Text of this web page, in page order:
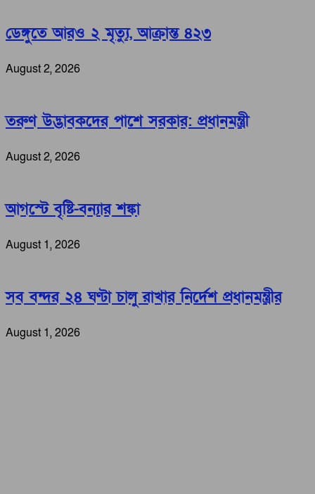
ডেঙ্গুতে আরও ২ মৃত্যু, আক্রান্ত ৪২৩
August 2, 2026
তরুণ উদ্ভাবকদের পাশে সরকার: প্রধানমন্ত্রী
August 2, 2026
আগস্টে বৃষ্টি-বন্যার শঙ্কা
August 1, 2026
সব বন্দর ২৪ ঘণ্টা চালু রাখার নির্দেশ প্রধানমন্ত্রীর
August 1, 2026